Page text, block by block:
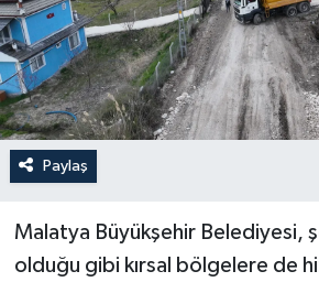
Paylaş
Malatya Büyükşehir Belediyesi,
olduğu gibi kırsal bölgelere de